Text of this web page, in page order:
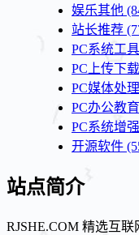
娱乐其他
站长推荐
PC系统工具
PC上传下载
PC媒体处理
PC办公教育
PC系统增强
开源软件
站点简介
RJSHE.COM 精选互